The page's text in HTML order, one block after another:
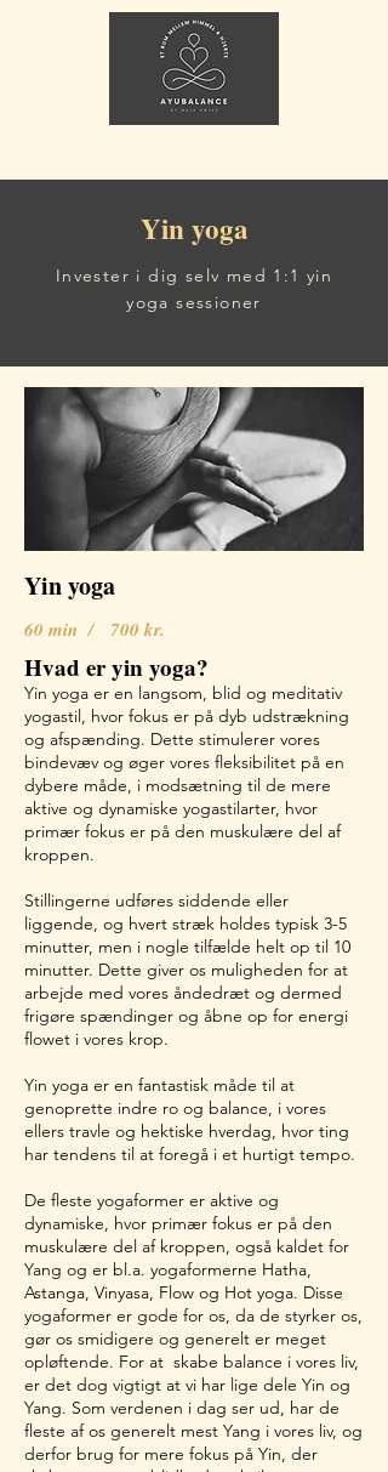
Yin yoga
Invester i dig selv med 1:1 yin
yoga sessioner
Yin yoga
60 min / 700 kr.
Hvad er yin yoga?
Yin yoga er en langsom, blid og meditativ
yogastil, hvor fokus er på dyb udstrækning
og afspænding. Dette stimulerer vores
bindevæv og øger vores fleksibilitet på en
dybere måde, i modsætning til de mere
aktive og dynamiske yogastilarter, hvor
primær fokus er på den muskulære del af
kroppen.
Stillingerne udføres siddende eller
liggende, og hvert stræk holdes typisk 3-5
minutter, men i nogle tilfælde helt op til 10
minutter. Dette giver os muligheden for at
arbejde med vores åndedræt og dermed
frigøre spændinger og åbne op for energi
flowet i vores krop.
Yin yoga er en fantastisk måde til at
genoprette indre ro og balance, i vores
ellers travle og hektiske hverdag, hvor ting
har tendens til at foregå i et hurtigt tempo.
De fleste yogaformer er aktive og
dynamiske, hvor primær fokus er på den
muskulære del af kroppen, også kaldet for
Yang og er bl.a. yogaformerne Hatha,
Astanga, Vinyasa, Flow og Hot yoga. Disse
yogaformer er gode for os, da de styrker os,
gør os smidigere og generelt er meget
opløftende. For at skabe balance i vores liv,
er det dog vigtigt at vi har lige dele Yin og
Yang. Som verdenen i dag ser ud, har de
fleste af os generelt mest Yang i vores liv, og
derfor brug for mere fokus på Yin, der